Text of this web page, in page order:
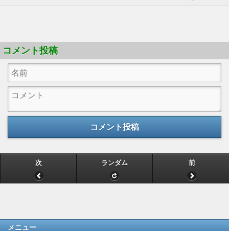
コメント投稿
コメント投稿
次 ランダム 前
メニュー